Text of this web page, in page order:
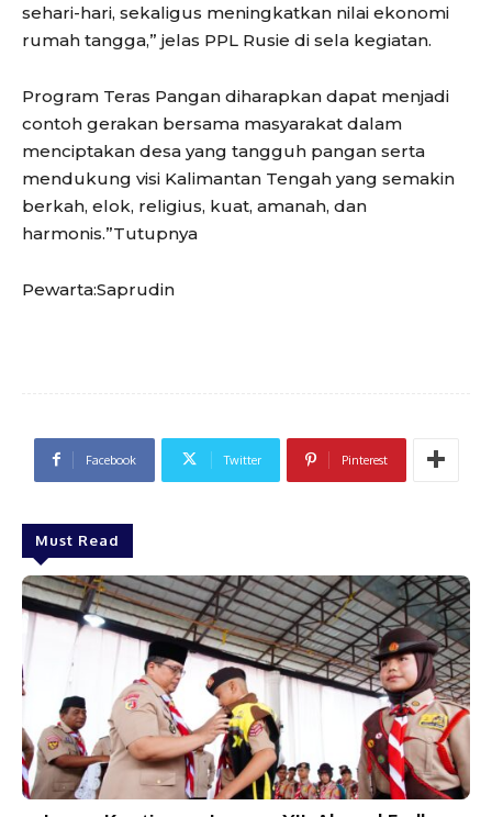
sehari-hari, sekaligus meningkatkan nilai ekonomi
rumah tangga,” jelas PPL Rusie di sela kegiatan.
Program Teras Pangan diharapkan dapat menjadi
contoh gerakan bersama masyarakat dalam
menciptakan desa yang tangguh pangan serta
mendukung visi Kalimantan Tengah yang semakin
berkah, elok, religius, kuat, amanah, dan
harmonis.”Tutupnya
Pewarta:Saprudin
Facebook Twitter Pinterest
Must Read